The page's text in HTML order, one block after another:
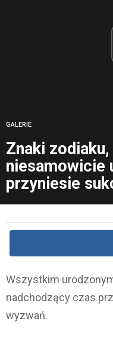
GALERIE
Znaki
niesamowicie
przyniesie
Wszystkim
nadchodzący czas
wyzwań.